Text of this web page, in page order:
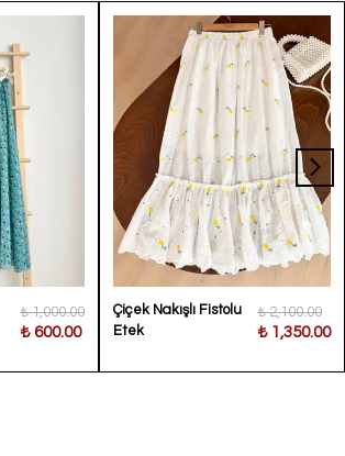
₺ 1,000.00
₺ 600.00
Çiçek Nakışlı Fistolu
Etek
₺ 2,100.00
₺ 1,350.00